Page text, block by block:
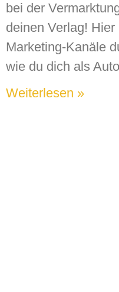
bei der
deinen Verlag!
Marketing-Kanäle
wie du dich als
Weiterlesen »